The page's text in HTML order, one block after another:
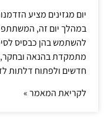
יום מגזינים מציע
במהלך יום זה,
להשתמש בהן כבסיס
מתמקדת בהנאה ובחקר,
חדשים ולפתוח דלתות
לקריאת המאמר »